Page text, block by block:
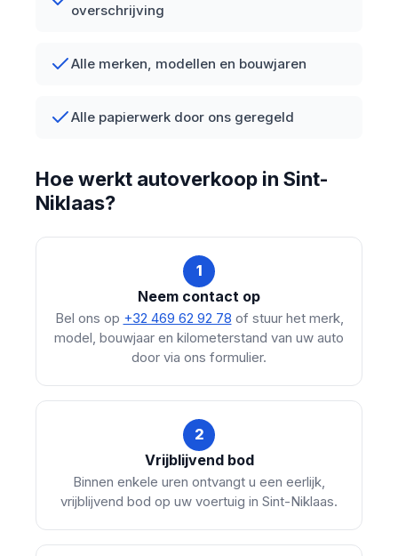
overschrijving
Alle merken, modellen en bouwjaren
Alle papierwerk door ons geregeld
Hoe werkt autoverkoop in Sint-
Niklaas?
1
Neem contact op
Bel ons op +32 469 62 92 78 of stuur het merk,
model, bouwjaar en kilometerstand van uw auto
door via ons formulier.
2
Vrijblijvend bod
Binnen enkele uren ontvangt u een eerlijk,
vrijblijvend bod op uw voertuig in Sint-Niklaas.